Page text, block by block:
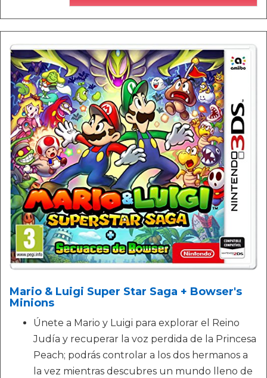
Mario & Luigi Super Star Saga + Bowser's
Minions
Únete a Mario y Luigi para explorar el Reino
Judía y recuperar la voz perdida de la Princesa
Peach; podrás controlar a los dos hermanos a
la vez mientras descubres un mundo lleno de